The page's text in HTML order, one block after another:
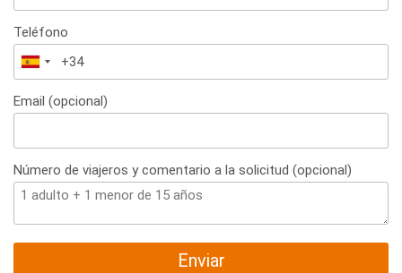
Teléfono
España
+34
Email (opcional)
Número de viajeros y comentario a la solicitud (opcional)
Enviar